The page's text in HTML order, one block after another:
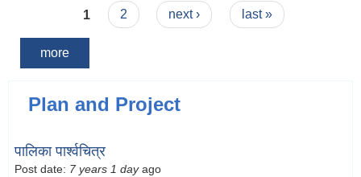
Pages
1 2 next › last »
more
Plan and Project
पालिका पार्श्वचित्र
Post date: 7 years 1 dayago